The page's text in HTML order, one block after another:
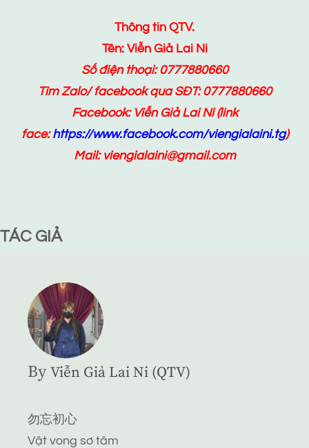
Thông tin QTV.
Tên: Viễn Giả Lai Ni
Số điện thoại: 0777880660
Tìm Zalo/ facebook qua SĐT: 0777880660
Facebook: Viễn Giả Lai Ni(link
face:https://www.facebook.com/viengialaini.tg)
Mail: viengialaini@gmail.com
TÁC GIẢ
By Viễn Giả Lai Ni (QTV)
勿忘初心
Vật vong sơ tâm